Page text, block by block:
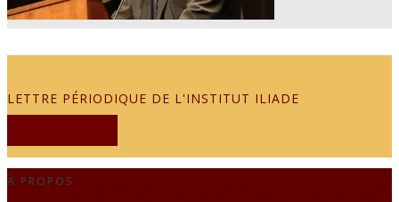
LETTRE PÉRIODIQUE DE L'INSTITUT ILIADE
À PROPOS